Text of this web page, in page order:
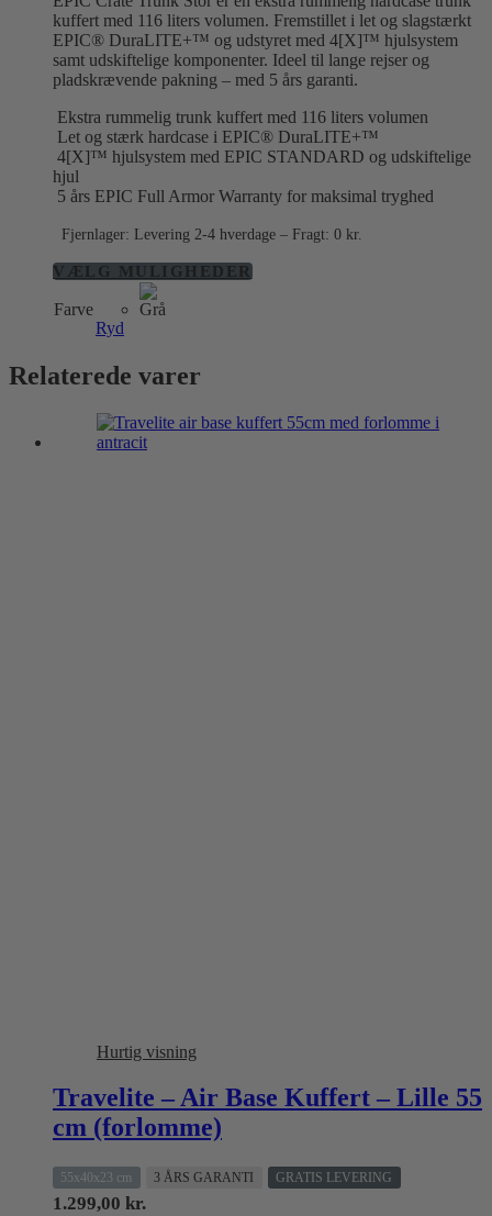
pris
var:
1.499,00 kr..
pris
er:
1.299,00 kr..
kuffert med 116 liters volumen. Fremstillet i let og slagstærkt
EPIC® DuraLITE+™ og udstyret med 4[X]™ hjulsystem
samt udskiftelige komponenter. Ideel til lange rejser og
pladskrævende pakning – med 5 års garanti.
Ekstra rummelig trunk kuffert med 116 liters volumen
Let og stærk hardcase i EPIC® DuraLITE+™
4[X]™ hjulsystem med EPIC STANDARD og udskiftelige
hjul
5 års EPIC Full Armor Warranty for maksimal tryghed
Fjernlager: Levering 2-4 hverdage – Fragt: 0 kr.
VÆLG MULIGHEDERDette
på
Farve
Ryd
Relaterede varer
Hurtig visning
Travelite – Air Base Kuffert – Lille 55
cm (forlomme)
55x40x23 cm 3 ÅRS GARANTI GRATIS LEVERING
1.299,00 kr.